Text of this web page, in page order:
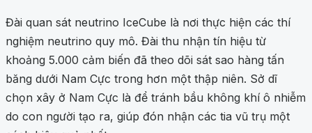
Đài quan sát neutrino IceCube là nơi thực hiện các thí
nghiệm neutrino quy mô. Đài thu nhận tín hiệu từ
khoảng 5.000 cảm biến đã theo dõi sát sao hàng tấn
băng dưới Nam Cực trong hơn một thập niên. Sở dĩ
chọn xây ở Nam Cực là để tránh bầu không khí ô nhiễm
do con người tạo ra, giúp đón nhận các tia vũ trụ một